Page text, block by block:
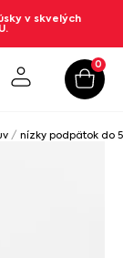
v skvelých
0
/ nízky podpätok do